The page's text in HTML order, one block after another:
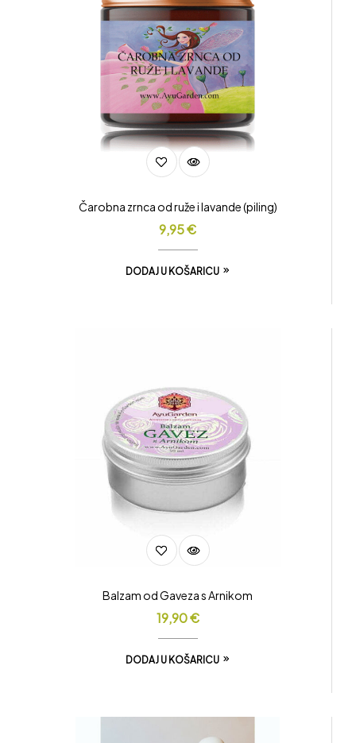
Čarobna zrnca od ruže i lavande (piling)
9,95€
DODAJ U KOŠARICU
Balzam od Gaveza s Arnikom
19,90€
DODAJ U KOŠARICU